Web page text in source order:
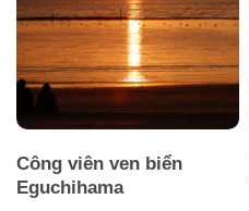
Công viên ven biển
Eguchihama